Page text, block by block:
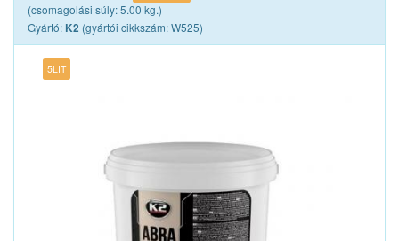
(csomagolási súly: 5.00 kg.)
Gyártó: K2 (gyártói cikkszám: W525)
5LIT